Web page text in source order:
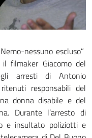
nessuno escluso”
filmaker Giacomo del
arresti di Antonio
responsabili del
donna disabile e del
Durante l’arresto di
e insultato poliziotti e